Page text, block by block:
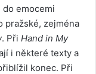
do emocemi
pražské, zejména
. Při Hand in My
i některé texty a
konec. Při